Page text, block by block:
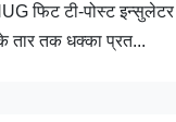
फिट टी-पोस्ट इन्सुलेटर
तार तक धक्का प्रत...